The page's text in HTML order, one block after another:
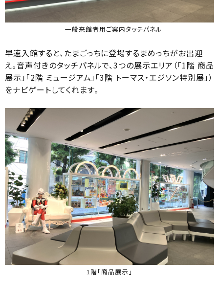
一般来館者用ご案内タッチパネル
早速入館すると、たまごっちに登場するまめっちがお出迎
え。音声付きのタッチパネルで、3つの展示エリア（「1階 商品
展示」「2階 ミュージアム」「3階 トーマス・エジソン特別展」）
をナビゲートしてくれます。
1階「商品展示」